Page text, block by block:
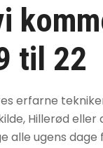
til 22
erfarne
Hillerød
ugens dage